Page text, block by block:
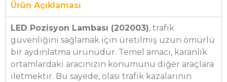
Ürün Açıklaması
LED Pozisyon Lambası (202003), trafik
güvenliğini sağlamak için üretilmiş uzun ömürlü
bir aydınlatma ürünüdür. Temel amacı, karanlık
ortamlardaki aracınızın konumunu diğer araçlara
iletmektir. Bu sayede, olası trafik kazalarının